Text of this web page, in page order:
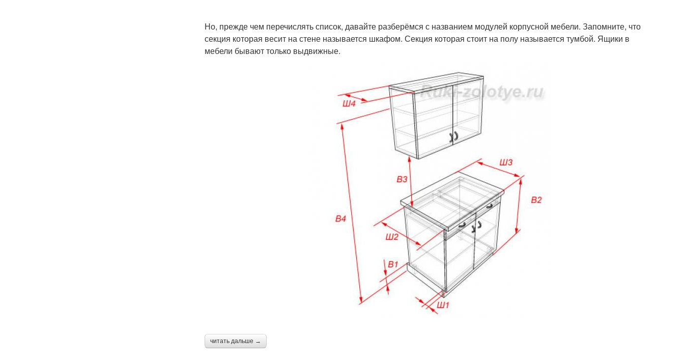
Но, прежде чем перечислять список, давайте разберёмся с названием модулей корпусной мебели. Запомните, что
секция которая весит на стене называется шкафом. Секция которая стоит на полу называется тумбой. Ящики в
мебели бывают только выдвижные.
читать дальше →